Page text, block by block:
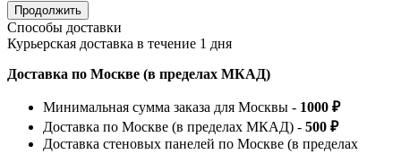
Продолжить
Способы доставки
Курьерская доставка в течение 1 дня
Доставка по Москве (в пределах МКАД)
Минимальная сумма заказа для Москвы - 1000 ₽
Доставка по Москве (в пределах МКАД) - 500 ₽
Доставка стеновых панелей по Москве (в пределах